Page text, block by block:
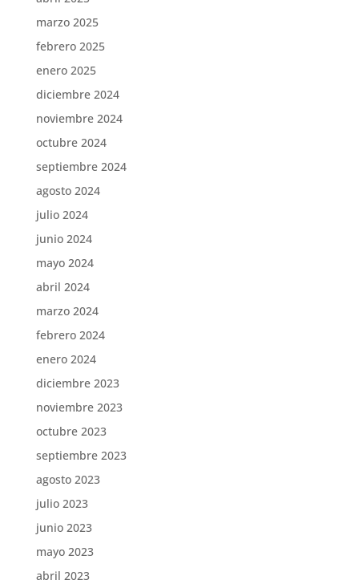
marzo 2025
febrero 2025
enero 2025
diciembre 2024
noviembre 2024
octubre 2024
septiembre 2024
agosto 2024
julio 2024
junio 2024
mayo 2024
abril 2024
marzo 2024
febrero 2024
enero 2024
diciembre 2023
noviembre 2023
octubre 2023
septiembre 2023
agosto 2023
julio 2023
junio 2023
mayo 2023
abril 2023